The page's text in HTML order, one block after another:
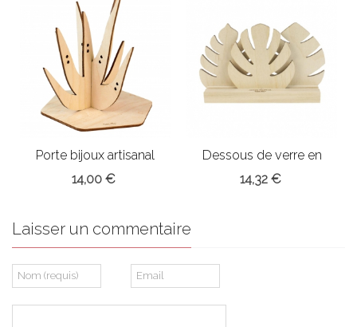
Porte bijoux artisanal
14,00 €
Dessous de verre en
bois x3
14,32 €
Laisser un commentaire